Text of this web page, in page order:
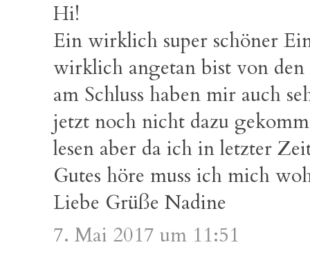
Hi!
Ein wirklich super schöner
wirklich angetan bist von
am Schluss haben mir auch
jetzt noch nicht dazu
lesen aber da ich in letzter
Gutes höre muss ich mich
Liebe Grüße Nadine
7. Mai 2017 um 11:51